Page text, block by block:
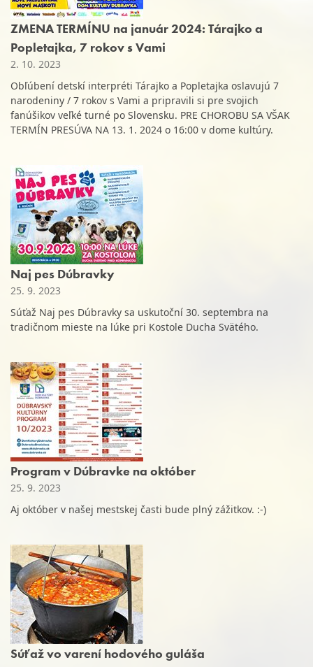
ZMENA TERMÍNU na január 2024: Tárajko a
Popletajka, 7 rokov s Vami
2. 10. 2023
Obľúbení detskí interpréti Tárajko a Popletajka oslavujú 7
narodeniny / 7 rokov s Vami a pripravili si pre svojich
fanúšikov veľké turné po Slovensku. PRE CHOROBU SA VŠAK
TERMÍN PRESÚVA NA 13. 1. 2024 o 16:00 v dome kultúry.
Naj pes Dúbravky
25. 9. 2023
Súťaž Naj pes Dúbravky sa uskutoční 30. septembra na
tradičnom mieste na lúke pri Kostole Ducha Svätého.
Program v Dúbravke na október
25. 9. 2023
Aj október v našej mestskej časti bude plný zážitkov. :-)
Súťaž vo varení hodového guláša